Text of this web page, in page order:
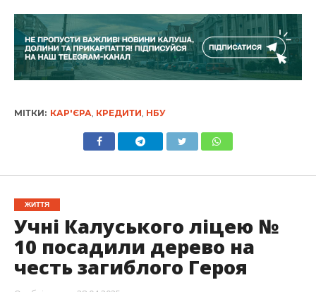
МІТКИ: КАР'ЄРА КРЕДИТИ НБУ
ЖИТТЯ
Учні Калуського ліцею №
10 посадили дерево на
честь загиблого Героя